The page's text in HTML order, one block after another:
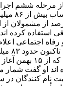
مرحله ششم
و نزدیک به ۸۵ درصد از
استفاده کرده
رفاه اجتماعی
اجرای
اند او گفت شمار
نام کنندگان